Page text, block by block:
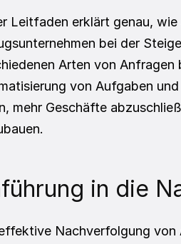
Leitfaden erklärt genau,
bei der
Arten von
von Aufgaben
mehr Geschäfte
in die
Nachverfolgung